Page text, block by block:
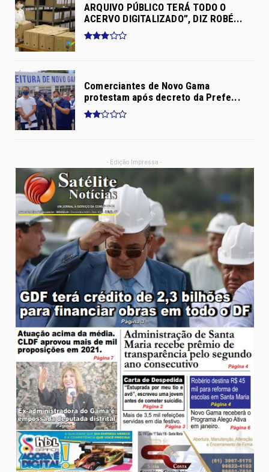
ARQUIVO PÚBLICO TERÁ TODO O
ACERVO DIGITALIZADO”, DIZ ROBÉ...
Comerciantes de Novo Gama
protestam após decreto da Prefe...
- Edição Impressa -